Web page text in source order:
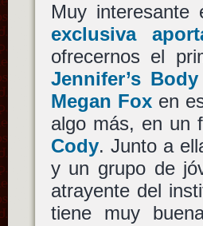
Muy
exclusiva
ofrecernos el
Jennifer’s Body
Megan Foxen
algo más, en un
Cody. Junto a
y un grupo de
atrayente del
tiene muy